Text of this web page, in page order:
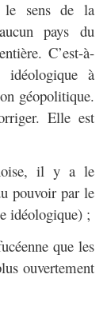
le sens de la
pays du
C’est-à-
à
géopolitique.
Elle est
il y a le
pouvoir par le
idéologique) ;
que les
ouvertement